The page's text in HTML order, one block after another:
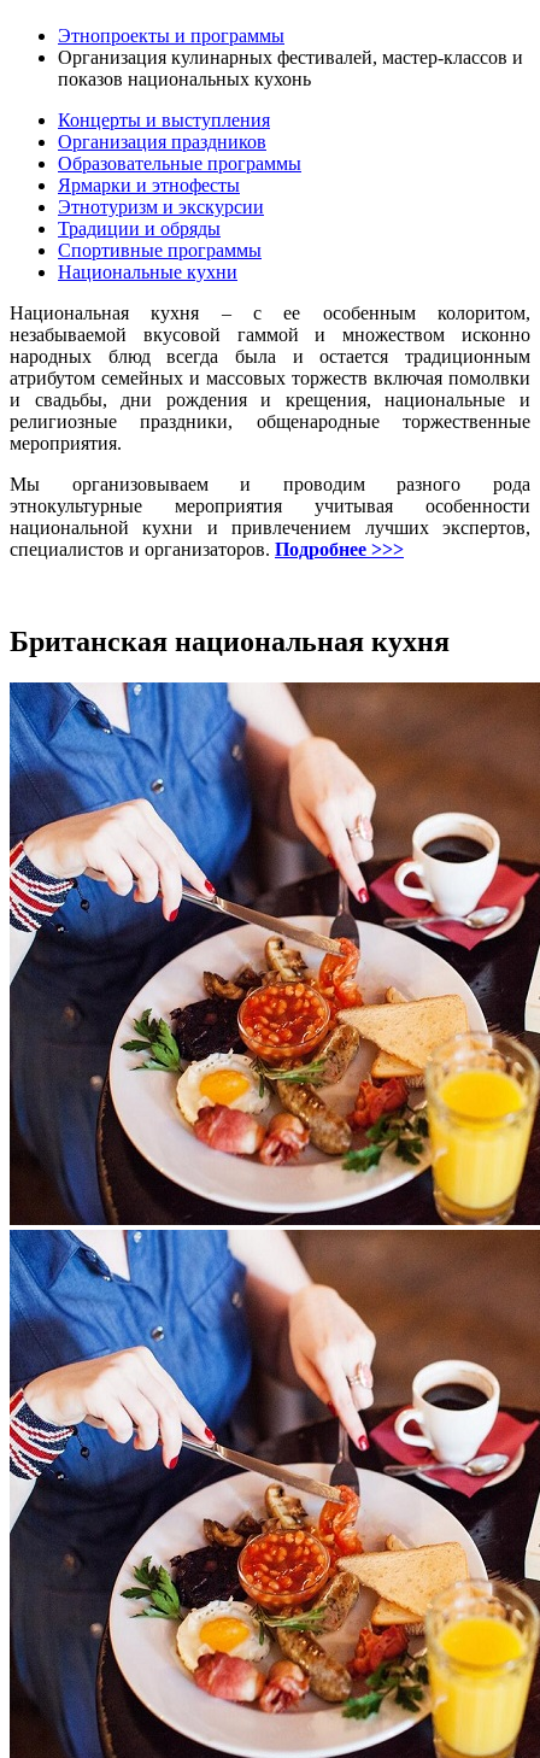
Этнопроекты и программы
Организация кулинарных фестивалей, мастер-классов и
показов национальных кухонь
Концерты и выступления
Организация праздников
Образовательные программы
Ярмарки и этнофесты
Этнотуризм и экскурсии
Традиции и обряды
Спортивные программы
Национальные кухни
Национальная кухня – с ее особенным колоритом,
незабываемой вкусовой гаммой и множеством исконно
народных блюд всегда была и остается традиционным
атрибутом семейных и массовых торжеств включая помолвки
и свадьбы, дни рождения и крещения, национальные и
религиозные праздники, общенародные торжественные
мероприятия.
Мы организовываем и проводим разного рода
этнокультурные мероприятия учитывая особенности
национальной кухни и привлечением лучших экспертов,
специалистов и организаторов. Подробнее >>>
Британская национальная кухня